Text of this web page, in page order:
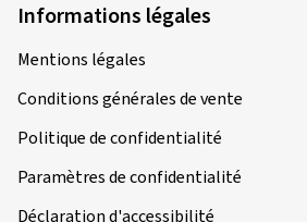
Informations légales
Mentions légales
Conditions générales de vente
Politique de confidentialité
Paramètres de confidentialité
Déclaration d'accessibilité